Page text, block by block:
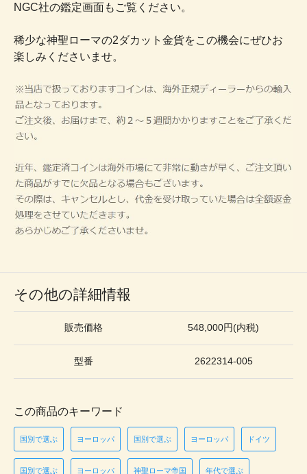
NGC社の鑑定画面もご覧ください。
稀少な神聖ローマの2ダカット金貨をこの機会にぜひお
楽しみくださいませ。
その他の詳細情報
販売価格 548,000円(内税)
型番 2622314-005
この商品のキーワード
国別で選ぶ ヨーロッパ 国別で選ぶ ヨーロッパ ドイツ
国別で選ぶ ヨーロッパ 神聖ローマ帝国 年代で選ぶ